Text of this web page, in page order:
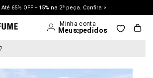
Até 65% OFF + 15% na 2ª peça. Confira >